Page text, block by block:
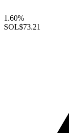
1.60%
SOL$73.21